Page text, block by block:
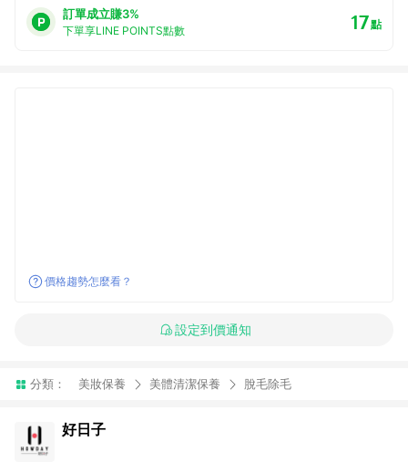
訂單成立賺3%
下單享LINE POINTS點數 17點
價格趨勢怎麼看？
設定到價通知
分類： 美妝保養 美體清潔保養 脫毛除毛
好日子